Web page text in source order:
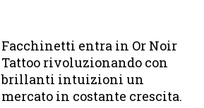
Facchinetti entra in Or Noir
Tattoo rivoluzionando con
brillanti intuizioni un
mercato in costante crescita.